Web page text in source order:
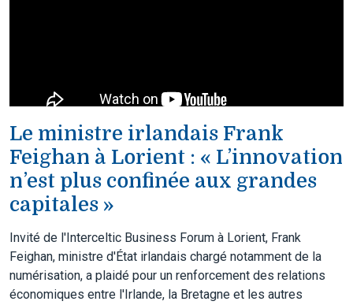
Le ministre irlandais Frank
Feighan à Lorient : « L’innovation
n’est plus confinée aux grandes
capitales »
Invité de l'Interceltic Business Forum à Lorient, Frank
Feighan, ministre d'État irlandais chargé notamment de la
numérisation, a plaidé pour un renforcement des relations
économiques entre l'Irlande, la Bretagne et les autres